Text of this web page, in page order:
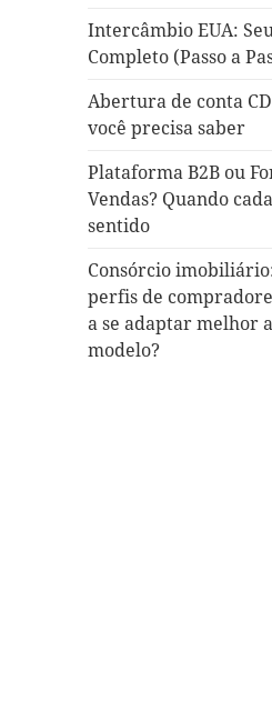
Intercâmbio EUA:
Completo (Passo a
Abertura de conta
você precisa saber
Plataforma B2B ou
Vendas? Quando
sentido
Consórcio
perfis de
a se adaptar melhor
modelo?